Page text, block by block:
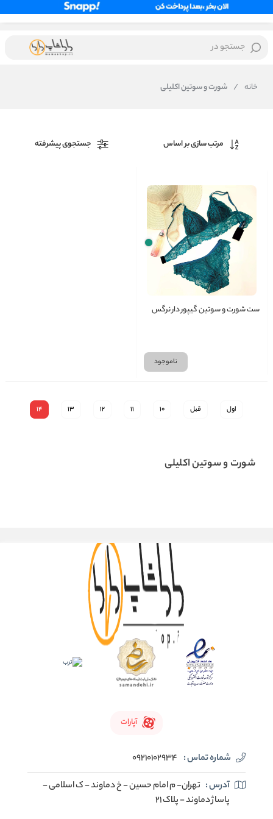
جستجو در
خانه / شورت و سوتین اکلیلی
مرتب سازی بر اساس جستجوی پیشرفته
ست شورت و سوتین گیپور دار نرگس
ناموجود
اول قبل 10
11
12
13
14
شورت و سوتین اکلیلی
آپارات
شماره تماس : 09210102934
آدرس : تهران- م امام حسین - خ دماوند - ک اسلامی -
پاساژ دماوند - پلاک 21